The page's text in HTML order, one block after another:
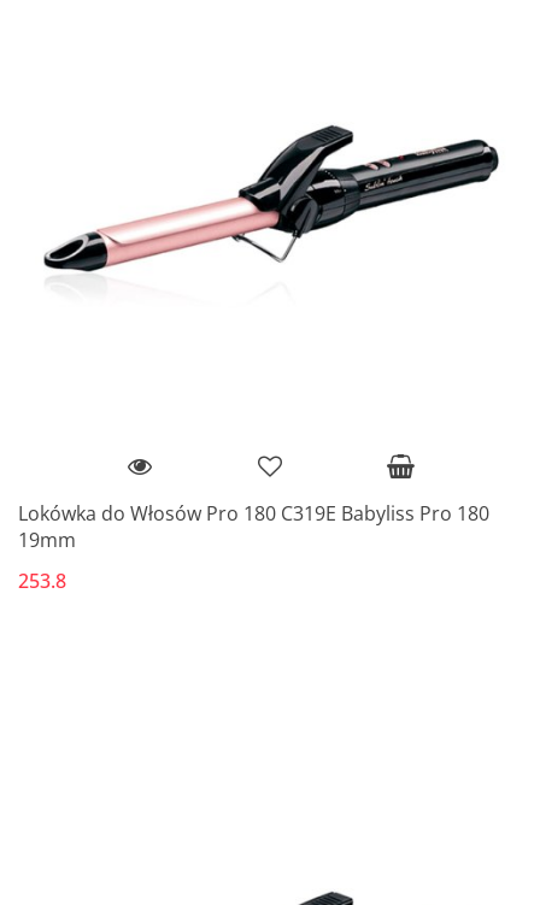
Lokówka do Włosów Pro 180 C319E Babyliss Pro 180
19mm
253.8